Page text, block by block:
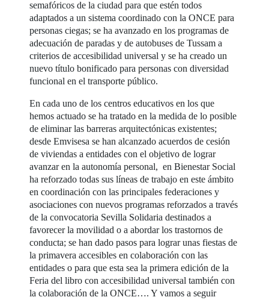
semafóricos de la ciudad para que estén todos
adaptados a un sistema coordinado con la ONCE para
personas ciegas; se ha avanzado en los programas de
adecuación de paradas y de autobuses de Tussam a
criterios de accesibilidad universal y se ha creado un
nuevo título bonificado para personas con diversidad
funcional en el transporte público.
En cada uno de los centros educativos en los que
hemos actuado se ha tratado en la medida de lo posible
de eliminar las barreras arquitectónicas existentes;
desde Emvisesa se han alcanzado acuerdos de cesión
de viviendas a entidades con el objetivo de lograr
avanzar en la autonomía personal, en Bienestar Social
ha reforzado todas sus líneas de trabajo en este ámbito
en coordinación con las principales federaciones y
asociaciones con nuevos programas reforzados a través
de la convocatoria Sevilla Solidaria destinados a
favorecer la movilidad o a abordar los trastornos de
conducta; se han dado pasos para lograr unas fiestas de
la primavera accesibles en colaboración con las
entidades o para que esta sea la primera edición de la
Feria del libro con accesibilidad universal también con
la colaboración de la ONCE…. Y vamos a seguir